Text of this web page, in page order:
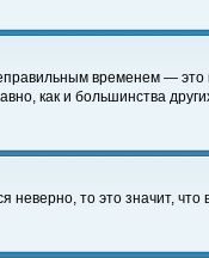
временем —
как и большинства
неверно, то это значит,